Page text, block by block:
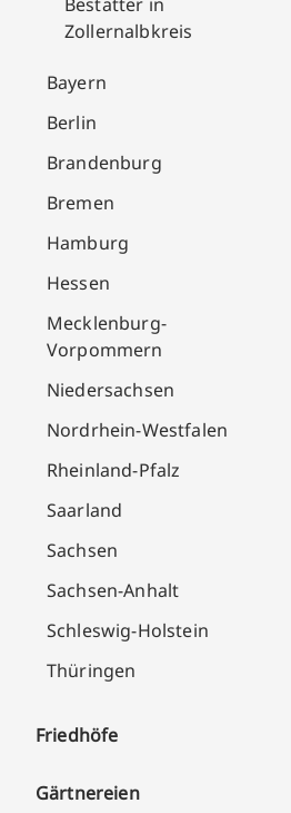
Zollernalbkreis
Bayern
Berlin
Brandenburg
Bremen
Hamburg
Hessen
Mecklenburg-
Vorpommern
Niedersachsen
Nordrhein-Westfalen
Rheinland-Pfalz
Saarland
Sachsen
Sachsen-Anhalt
Schleswig-Holstein
Thüringen
Friedhöfe
Gärtnereien